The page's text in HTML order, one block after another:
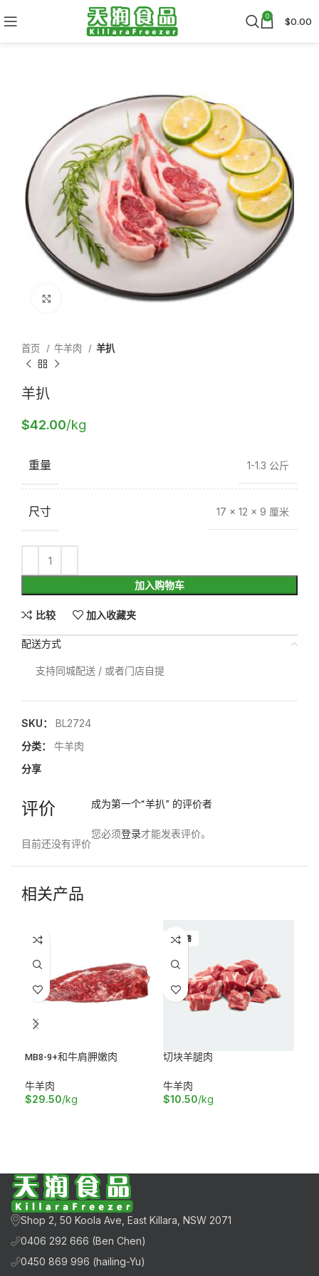
0 $0.00
Click to enlarge
首页 牛羊肉 羊扒
羊扒
$42.00/kg
重量 1-1.3 公斤
尺寸 17 × 12 × 9 厘米
加入购物车
比较 加入收藏夹
配送方式
支持同城配送 / 或者门店自提
SKU： BL2724
分类：
牛羊肉
分享
评价
目前还没有评价
成为第一个“羊扒” 的评价者
您必须登录才能发表评价。
相关产品
MB8-9+和牛肩胛嫩肉
牛羊肉
$29.50/kg
已售罄
切块羊腿肉
牛羊肉
$10.50/kg
Shop 2, 50 Koola Ave, East Killara, NSW 2071
0406 292 666 (Ben Chen)
0450 869 996 (hailing-Yu)